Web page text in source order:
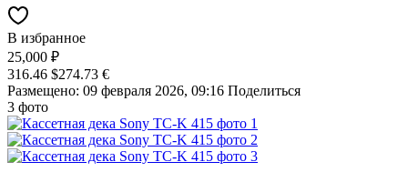
В избранное
25,000 ₽
316.46 $274.73 €
Размещено: 09 февраля 2026, 09:16 Поделиться
3 фото